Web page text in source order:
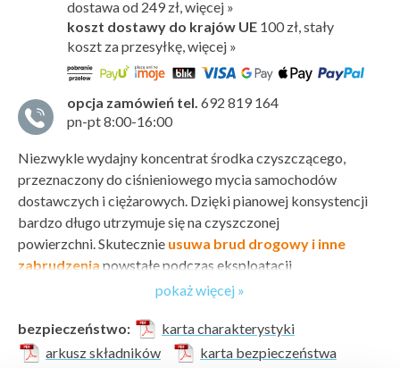
dostawa od 249 zł, więcej »
koszt dostawy do krajów UE 100 zł,stały
koszt za przesyłkę, więcej »
opcja zamówień tel. 692 819 164
pn-pt 8:00-16:00
Niezwykle wydajny koncentrat środka czyszczącego,
przeznaczony do ciśnieniowego mycia samochodów
dostawczych i ciężarowych. Dzięki pianowej konsystencji
bardzo długo utrzymuje się na czyszczonej
powierzchni. Skutecznie usuwa brud drogowy i inne
zabrudzenia powstałe podczas eksploatacji
pojazdu. Preparat przeznaczony jest do mycia
Sposób użycia
Nanieść roztwór na suchą powierzchnię, pozostawić na 1 - 3
pokaż więcej »
bezpieczeństwo:
karta charakterystyki
arkusz składników
karta bezpieczeństwa